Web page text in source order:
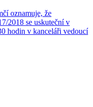
oznamuje, že
2018 se uskuteční v
hodin v kanceláři vedoucí